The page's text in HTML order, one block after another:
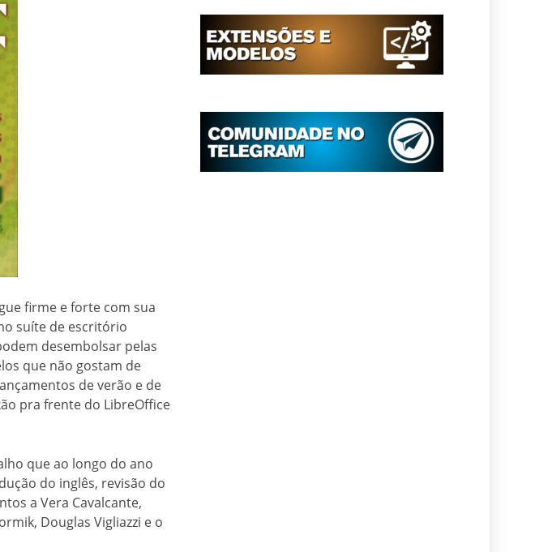
firme e forte com sua
suíte de escritório
desembolsar pelas
que não gostam de
de verão e de
pra frente do LibreOffice
que ao longo do ano
do inglês, revisão do
a Vera Cavalcante,
Douglas Vigliazzi e o